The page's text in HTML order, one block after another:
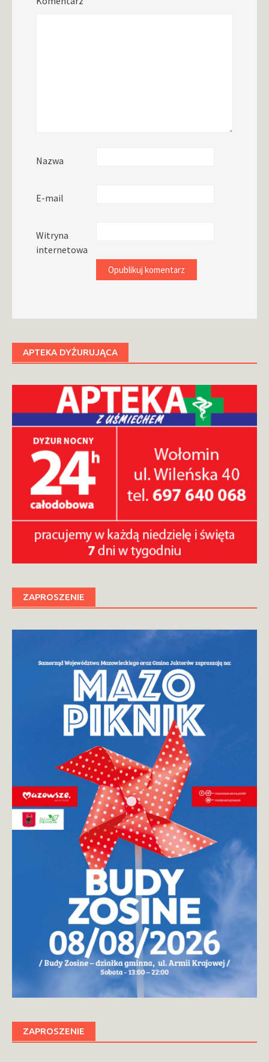
Nazwa
E-mail
Witryna
internetowa
APTEKA DYŻURUJĄCA
ZAPROSZENIE
ZAPROSZENIE